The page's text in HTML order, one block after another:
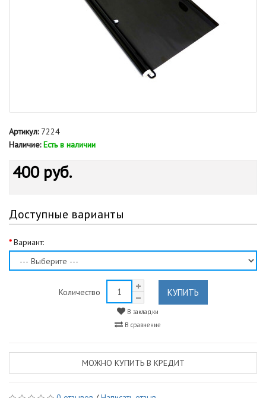
Артикул:7224
Наличие: Есть в наличии
400 руб.
Доступные варианты
Вариант:
Количество КУПИТЬ
В закладки
В сравнение
МОЖНО КУПИТЬ В КРЕДИТ